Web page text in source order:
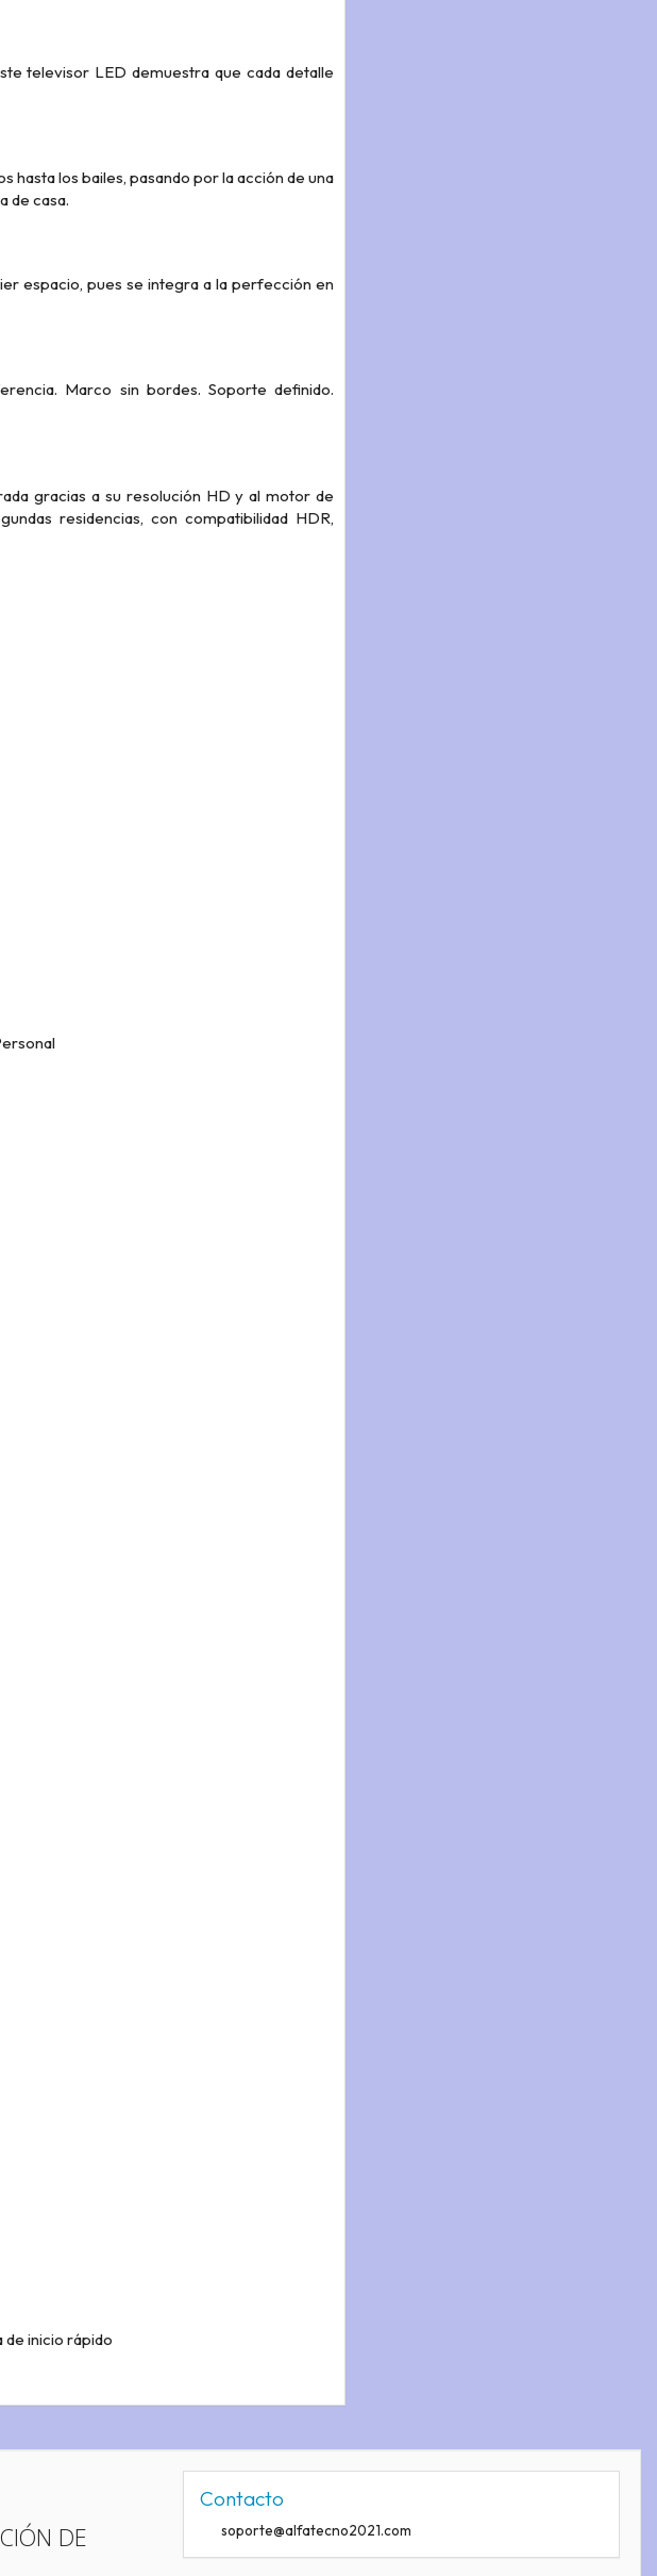
televisor LED demuestra que cada detalle
hasta los bailes, pasando por la acción de una
de casa.
espacio, pues se integra a la perfección en
Marco sin bordes. Soporte definido.
gracias a su resolución HD y al motor de
residencias, con compatibilidad HDR,
de inicio rápido
DE
Contacto
soporte@alfatecno2021.com